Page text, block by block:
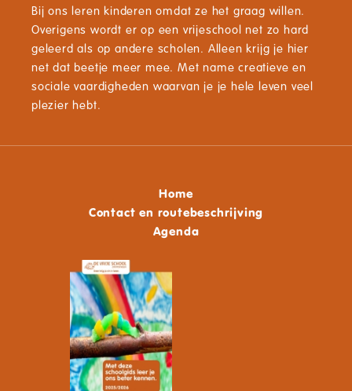
Bij ons leren kinderen omdat ze het graag willen.
Overigens wordt er op een vrijeschool net zo hard
geleerd als op andere scholen. Alleen krijg je hier
net dat beetje meer mee. Met name creatieve en
sociale vaardigheden waarvan je je hele leven veel
plezier hebt.
Home
Contact en routebeschrijving
Agenda